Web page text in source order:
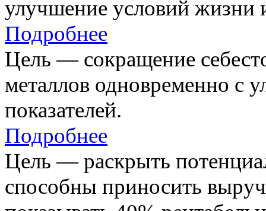
улучшение условий жизни
Подробнее
Цель — сокращение
металлов одновременно с
показателей.
Подробнее
Цель — раскрыть
способны приносить